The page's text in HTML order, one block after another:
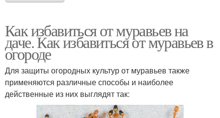
Как избавиться от муравьев на
даче. Как избавиться от муравьев в
огороде
Для защиты огородных культур от муравьев также
применяются различные способы и наиболее
действенные из них выглядят так: